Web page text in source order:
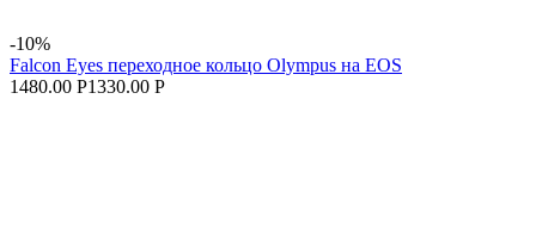
-10%
Falcon Eyes переходное кольцо Olympus на EOS
1480.00 Р1330.00 Р